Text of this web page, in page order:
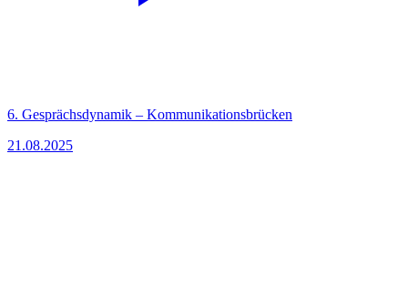
6. Gesprächsdynamik – Kommunikationsbrücken
21.08.2025